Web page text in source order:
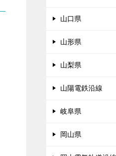
山口県
山形県
山梨県
山陽電鉄沿線
岐阜県
岡山県